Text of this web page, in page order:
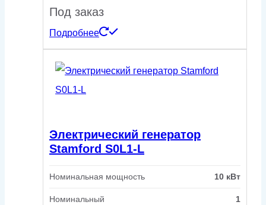
Под заказ
Подробнее
Электрический генератор
Stamford S0L1-L
Номинальная мощность 10 кВт
Номинальный
1